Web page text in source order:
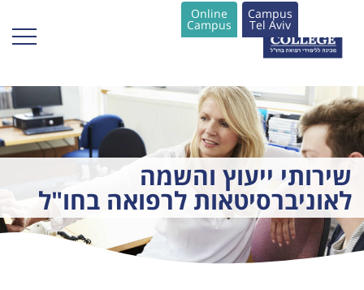
Campus
Tel Aviv
Online
Campus
שירותי ייעוץ והשמה
לאוניברסיטאות לרפואה בחו"ל